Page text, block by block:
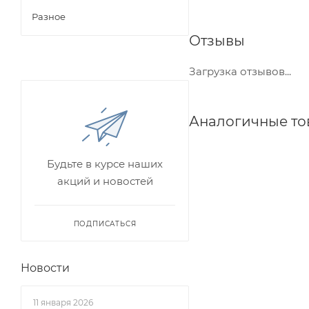
Отзывы
Загрузка отзывов...
Аналогичные
Разное
Будьте в курсе наших
акций и новостей
ПОДПИСАТЬСЯ
Новости
11 января 2026